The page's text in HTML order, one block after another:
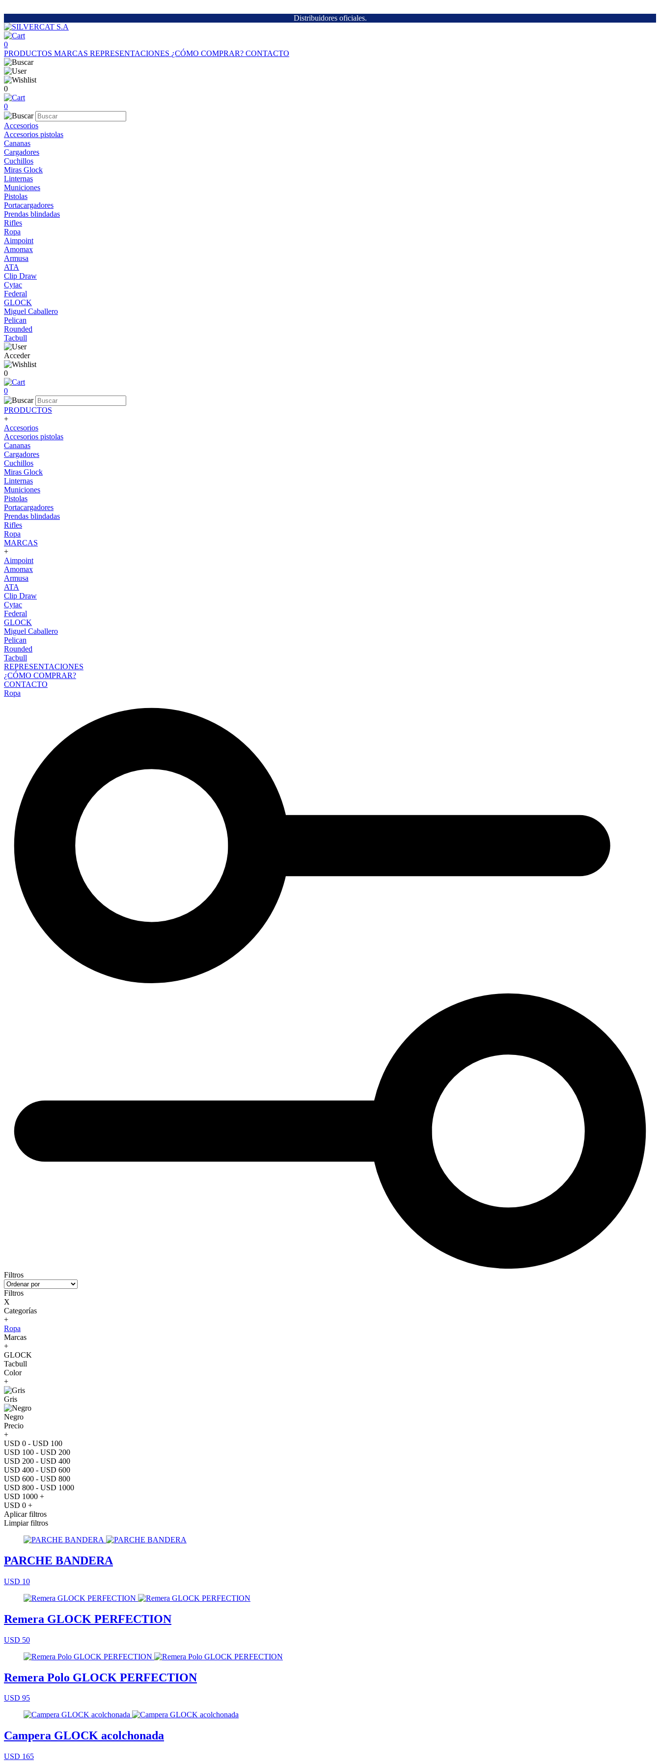
Distribuidores oficiales.
0
PRODUCTOS MARCAS REPRESENTACIONES ¿CÓMO COMPRAR? CONTACTO
0
0
Accesorios
Accesorios pistolas
Cananas
Cargadores
Cuchillos
Miras Glock
Linternas
Municiones
Pistolas
Portacargadores
Prendas blindadas
Rifles
Ropa
Aimpoint
Amomax
Armusa
ATA
Clip Draw
Cytac
Federal
GLOCK
Miguel Caballero
Pelican
Rounded
Tacbull
Acceder
0
0
PRODUCTOS
+
Accesorios
Accesorios pistolas
Cananas
Cargadores
Cuchillos
Miras Glock
Linternas
Municiones
Pistolas
Portacargadores
Prendas blindadas
Rifles
Ropa
MARCAS
+
Aimpoint
Amomax
Armusa
ATA
Clip Draw
Cytac
Federal
GLOCK
Miguel Caballero
Pelican
Rounded
Tacbull
REPRESENTACIONES
¿CÓMO COMPRAR?
CONTACTO
Ropa
Filtros
Filtros
X
Categorías
+
Ropa
Marcas
+
GLOCK
Tacbull
Color
+
Gris
Negro
Precio
+
USD 0 - USD 100
USD 100 - USD 200
USD 200 - USD 400
USD 400 - USD 600
USD 600 - USD 800
USD 800 - USD 1000
USD 1000 +
USD 0 +
Aplicar filtros
Limpiar filtros
PARCHE BANDERA
USD 10
Remera GLOCK PERFECTION
USD 50
Remera Polo GLOCK PERFECTION
USD 95
Campera GLOCK acolchonada
USD 165